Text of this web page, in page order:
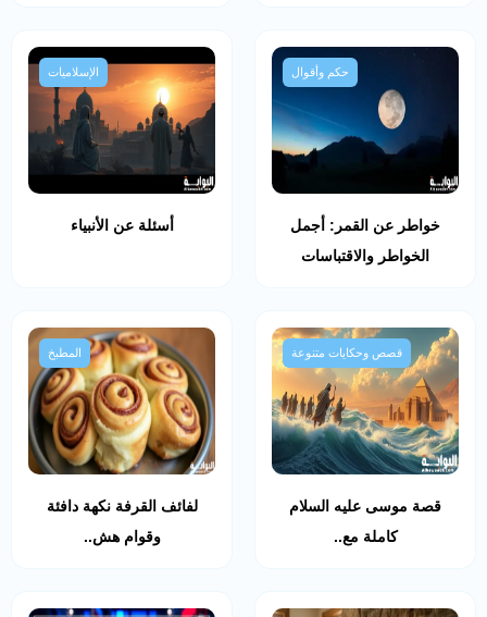
حكم وأقوال
خواطر عن القمر: أجمل
الخواطر والاقتباسات
الإسلاميات
أسئلة عن الأنبياء
قصص وحكايات متنوعة
قصة موسى عليه السلام
كاملة مع..
المطبخ
لفائف القرفة نكهة دافئة
وقوام هش..